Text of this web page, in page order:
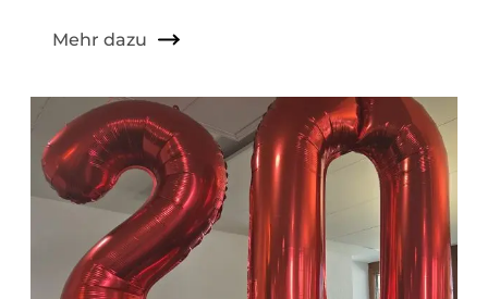
Mehr dazu